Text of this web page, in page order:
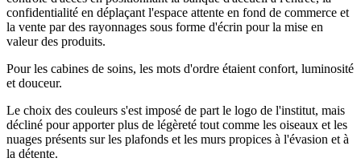
confidentialité en déplaçant l'espace attente en fond de commerce et
la vente par des rayonnages sous forme d'écrin pour la mise en
valeur des produits.
Pour les cabines de soins, les mots d'ordre étaient confort, luminosité
et douceur.
Le choix des couleurs s'est imposé de part le logo de l'institut, mais
décliné pour apporter plus de légèreté tout comme les oiseaux et les
nuages présents sur les plafonds et les murs propices à l'évasion et à
la détente.